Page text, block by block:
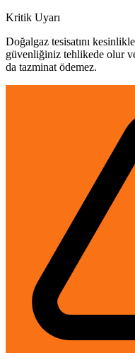
Kritik Uyarı
Doğalgaz tesisatını
güvenliğiniz tehlikede olur
da tazminat ödemez.